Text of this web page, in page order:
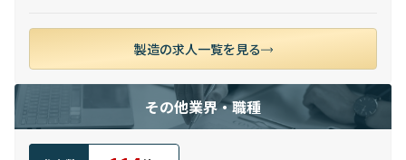
製造の求人一覧を見る
その他業界・職種